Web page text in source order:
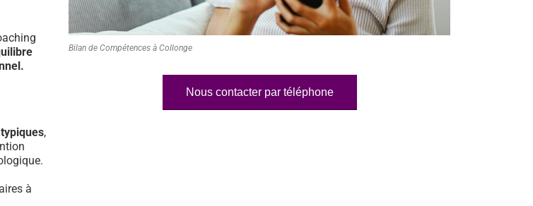
,
à
Bilan de Compétences à Collonge
Nous contacter par téléphone